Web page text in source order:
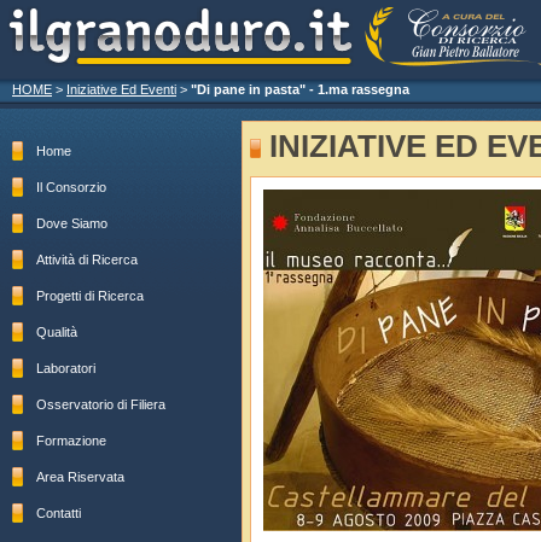
HOME > Iniziative Ed Eventi > "Di pane in pasta" - 1.ma rassegna
Home
Il Consorzio
Dove Siamo
Attività di Ricerca
Progetti di Ricerca
Qualità
Laboratori
Osservatorio di Filiera
Formazione
Area Riservata
Contatti
INIZIATIVE ED